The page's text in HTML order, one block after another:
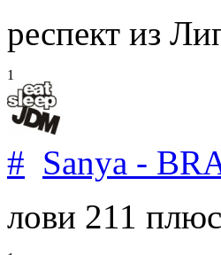
респект из
1
# Sanya -
лови 211